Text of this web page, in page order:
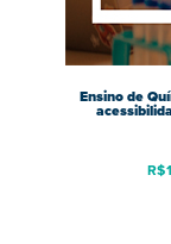
Ensino de
R$